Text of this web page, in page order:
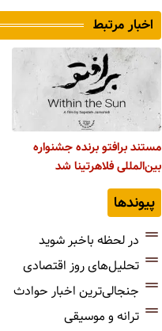
اخبار مرتبط
مستند برافتو برنده جشنواره
بین‌المللی فلاهرتینا شد
پیوندها
در لحظه باخبر شوید
تحلیل‌های روز اقتصادی
جنجالی‌ترین اخبار حوادث
ترانه و موسیقی